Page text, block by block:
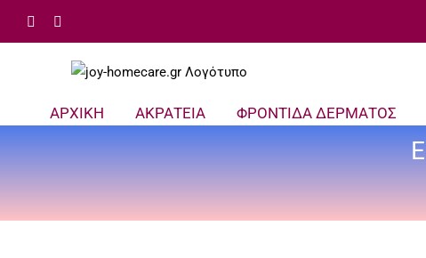
περιεχόμενο
Facebook
ΑΡΧΙΚΗ ΑΚΡΑΤΕΙΑ ΦΡΟΝΤΙΔΑ ΔΕΡΜΑΤΟΣ